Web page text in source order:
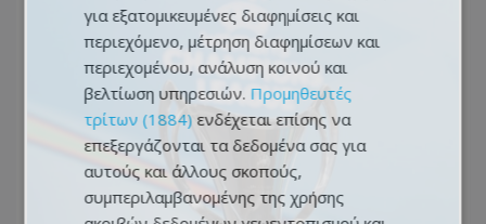
για εξατομικευμένες διαφημίσεις και
περιεχόμενο, μέτρηση διαφημίσεων και
περιεχομένου, ανάλυση κοινού και
βελτίωση υπηρεσιών. Προμηθευτές
τρίτων (1884) ενδέχεται επίσης να
επεξεργάζονται τα δεδομένα σας για
αυτούς και άλλους σκοπούς,
συμπεριλαμβανομένης της χρήσης